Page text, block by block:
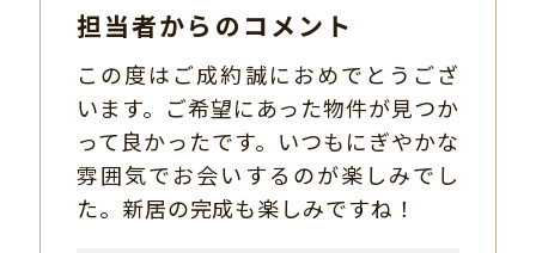
担当者からのコメント
この度はご成約誠におめでとうござ
います。ご希望にあった物件が見つか
って良かったです。いつもにぎやかな
雰囲気でお会いするのが楽しみでし
た。新居の完成も楽しみですね！